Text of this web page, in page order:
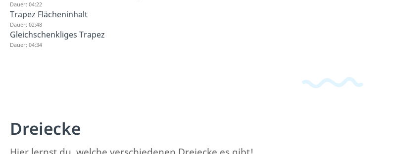
Dauer: 04:22
Trapez Flächeninhalt
Dauer: 02:48
Gleichschenkliges Trapez
Dauer: 04:34
Dreiecke